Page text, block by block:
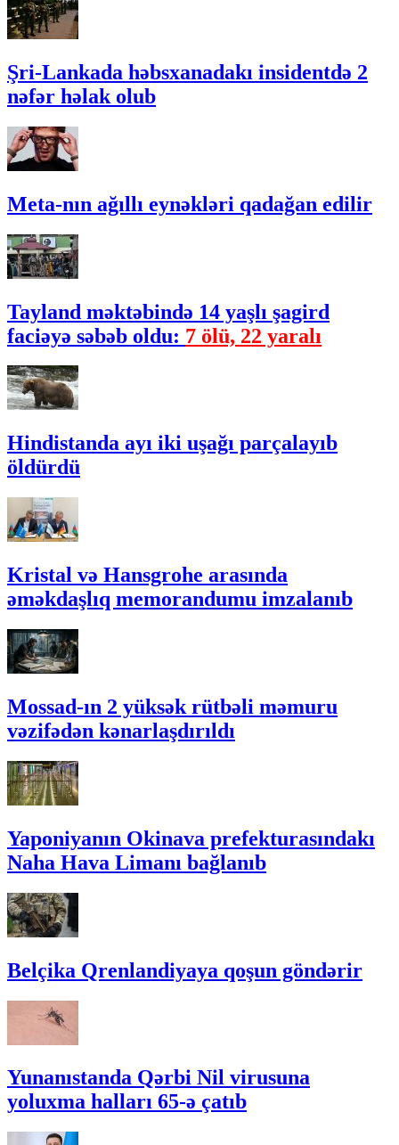
Şri-Lankada həbsxanadakı insidentdə 2
nəfər həlak olub
Meta-nın ağıllı eynəkləri qadağan edilir
Tayland məktəbində 14 yaşlı şagird
faciəyə səbəb oldu: 7 ölü, 22 yaralı
Hindistanda ayı iki uşağı parçalayıb
öldürdü
Kristal və Hansgrohe arasında
əməkdaşlıq memorandumu imzalanıb
Mossad-ın 2 yüksək rütbəli məmuru
vəzifədən kənarlaşdırıldı
Yaponiyanın Okinava prefekturasındakı
Naha Hava Limanı bağlanıb
Belçika Qrenlandiyaya qoşun göndərir
Yunanıstanda Qərbi Nil virusuna
yoluxma halları 65-ə çatıb